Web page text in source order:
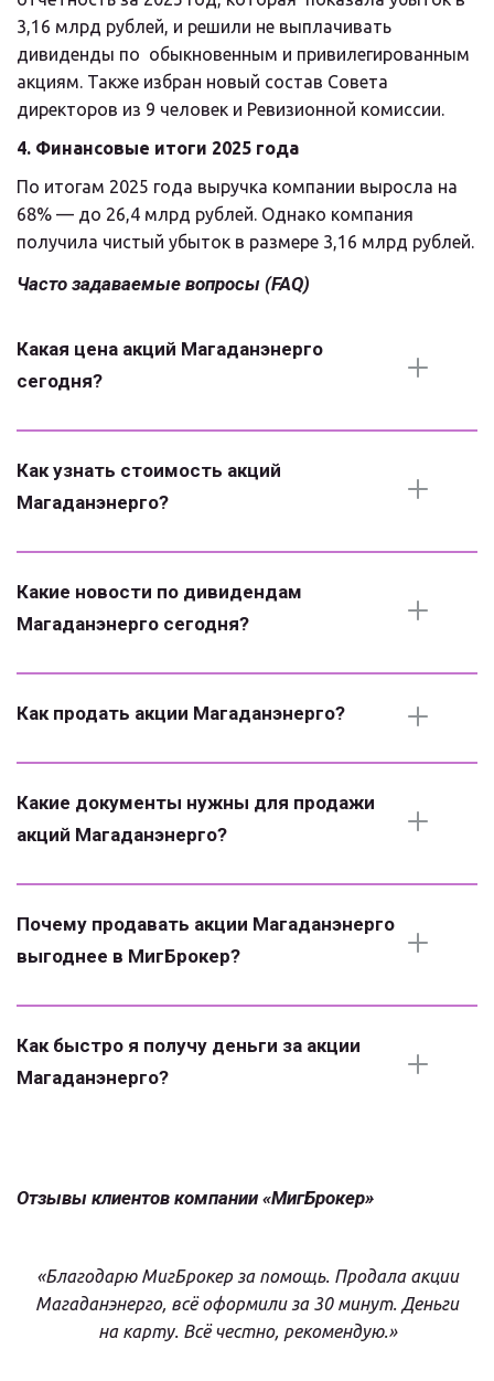
3,16 млрд рублей, и решили не выплачивать
дивиденды по  обыкновенным и привилегированным
акциям. Также избран новый состав Совета
директоров из 9 человек и Ревизионной комиссии.
4. Финансовые итоги 2025 года
По итогам 2025 года выручка компании выросла на
68% — до 26,4 млрд рублей. Однако компания
получила чистый убыток в размере 3,16 млрд рублей.
Часто задаваемые вопросы (FAQ)
Какая цена акций Магаданэнерго
сегодня?
Как узнать стоимость акций
Магаданэнерго?
Какие новости по дивидендам
Магаданэнерго сегодня?
Как продать акции Магаданэнерго?
Какие документы нужны для продажи
акций Магаданэнерго?
Почему продавать акции Магаданэнерго
выгоднее в МигБрокер?
Как быстро я получу деньги за акции
Магаданэнерго?
Отзывы клиентов компании «МигБрокер»
«Благодарю МигБрокер за помощь. Продала акции
Магаданэнерго, всё оформили за 30 минут. Деньги
на карту. Всё честно, рекомендую.»